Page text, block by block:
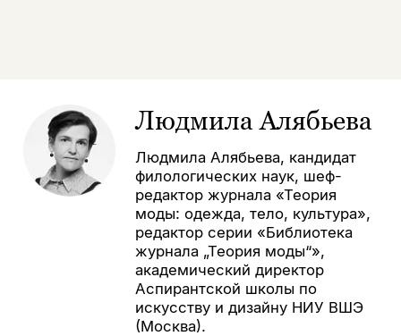
Людмила Алябьева
Людмила Алябьева, кандидат
филологических наук, шеф-
редактор журнала «Теория
моды: одежда, тело, культура»,
редактор серии «Библиотека
журнала „Теория моды“»,
академический директор
Аспирантской школы по
искусству и дизайну НИУ ВШЭ
(Москва).